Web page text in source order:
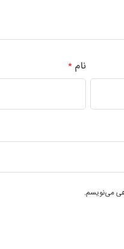
نام*
می‌نویسم.